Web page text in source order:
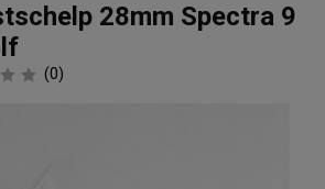
28mm Spectra 9
(0)